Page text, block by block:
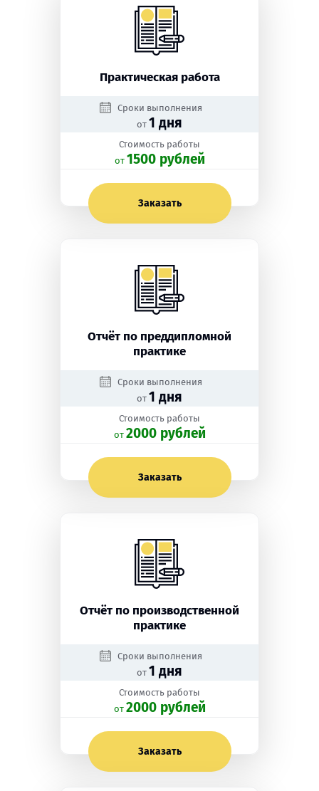
Практическая работа
Сроки выполнения
от 1 дня
Стоимость работы
oт 1500 рублей
Заказать
Отчёт по преддипломной
практике
Сроки выполнения
от 1 дня
Стоимость работы
oт 2000 рублей
Заказать
Отчёт по производственной
практике
Сроки выполнения
от 1 дня
Стоимость работы
oт 2000 рублей
Заказать